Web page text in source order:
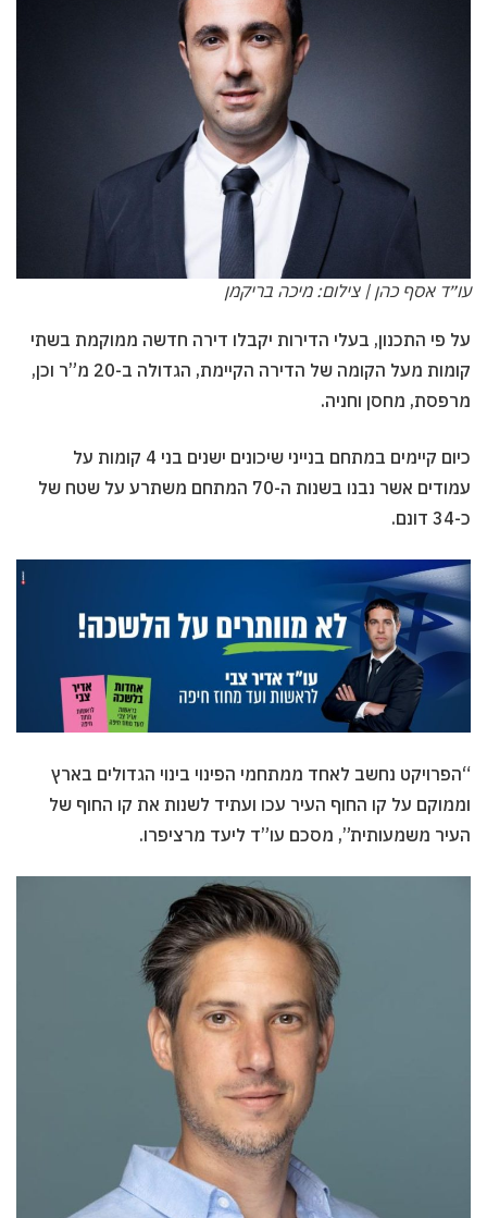
עו״ד אסף כהן | צילום: מיכה בריקמן
על פי התכנון, בעלי הדירות יקבלו דירה חדשה ממוקמת בשתי
קומות מעל הקומה של הדירה הקיימת, הגדולה ב-20 מ”ר וכן,
מרפסת, מחסן וחניה.
כיום קיימים במתחם בנייני שיכונים ישנים בני 4 קומות על
עמודים אשר נבנו בשנות ה-70 המתחם משתרע על שטח של
כ-34 דונם.
“הפרויקט נחשב לאחד ממתחמי הפינוי בינוי הגדולים בארץ
וממוקם על קו החוף העיר עכו ועתיד לשנות את קו החוף של
העיר משמעותית”, מסכם עו”ד ליעד מרציפרו.